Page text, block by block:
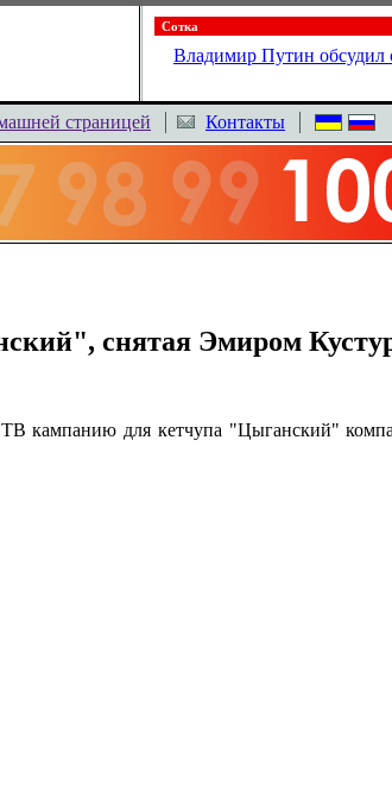
Сотка
Владимир Путин обсудил
страницей Контакты
снятая Эмиром
ТВ кампанию для кетчупа "Цыганский"